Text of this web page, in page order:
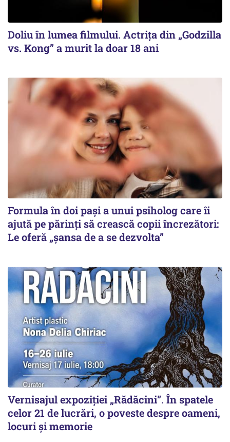
Doliu în lumea filmului. Actrița din „Godzilla
vs. Kong” a murit la doar 18 ani
Formula în doi pași a unui psiholog care îi
ajută pe părinți să crească copii încrezători:
Le oferă „șansa de a se dezvolta”
Vernisajul expoziției „Rădăcini”. În spatele
celor 21 de lucrări, o poveste despre oameni,
locuri și memorie